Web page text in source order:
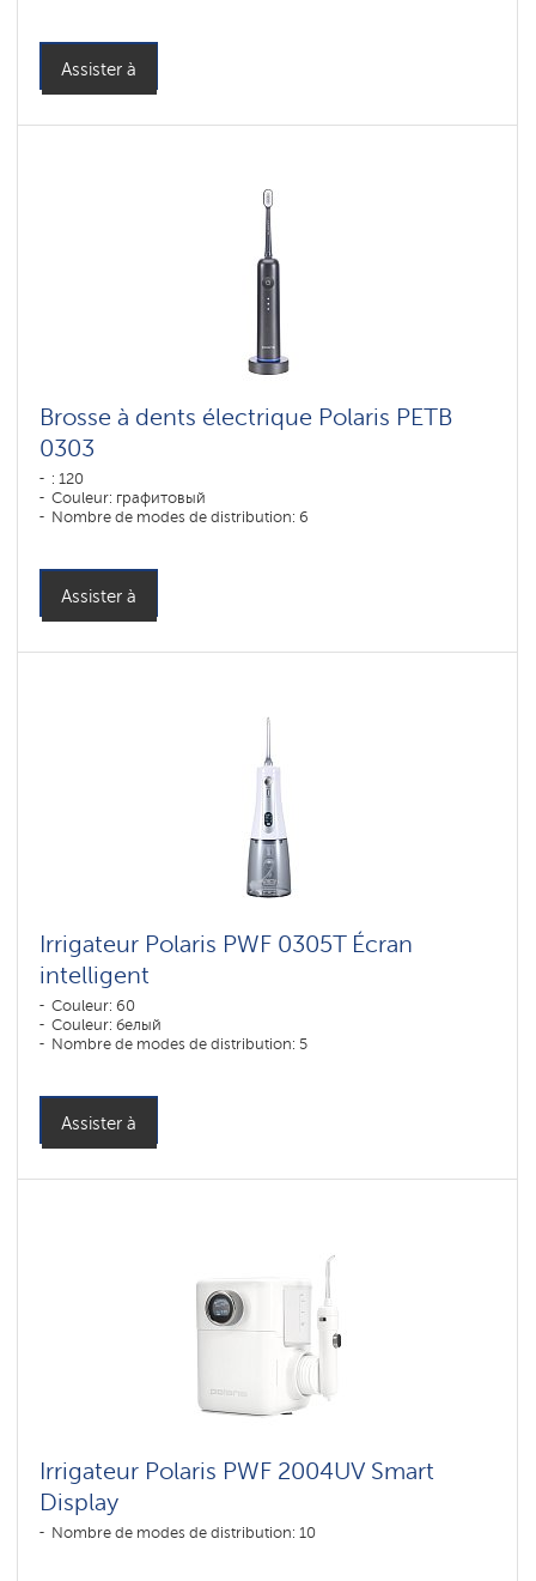
Assister à
Brosse à dents électrique Polaris PETB
0303
: 120
Couleur: графитовый
Nombre de modes de distribution: 6
Assister à
Irrigateur Polaris PWF 0305T Écran
intelligent
Couleur: 60
Couleur: белый
Nombre de modes de distribution: 5
Assister à
Irrigateur Polaris PWF 2004UV Smart
Display
Nombre de modes de distribution: 10